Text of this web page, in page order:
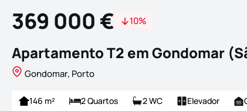
369 000 € 10%
Apartamento T2 em Gondomar
Gondomar, Porto
146 m² 2 Quartos 2 WC Elevador